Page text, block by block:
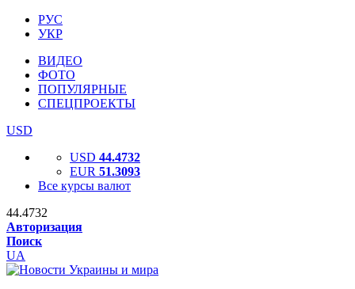
РУС
УКР
ВИДЕО
ФОТО
ПОПУЛЯРНЫЕ
СПЕЦПРОЕКТЫ
USD
USD 44.4732
EUR 51.3093
Все курсы валют
44.4732
Авторизация
Поиск
UA